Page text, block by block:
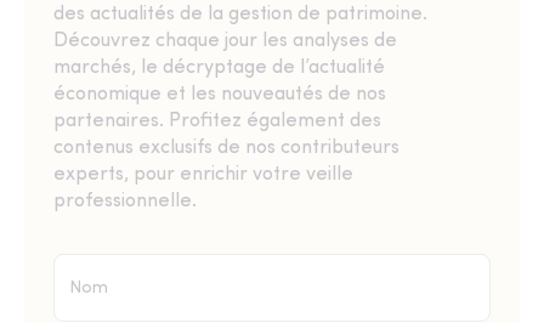
des actualités de la gestion de patrimoine.
Découvrez chaque jour les analyses de
marchés, le décryptage de l’actualité
économique et les nouveautés de nos
partenaires. Profitez également des
contenus exclusifs de nos contributeurs
experts, pour enrichir votre veille
professionnelle.